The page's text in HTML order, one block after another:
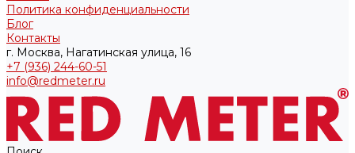
Политика конфиденциальности
Блог
Контакты
г. Москва, Нагатинская улица, 16
+7 (936) 244-60-51
info@redmeter.ru